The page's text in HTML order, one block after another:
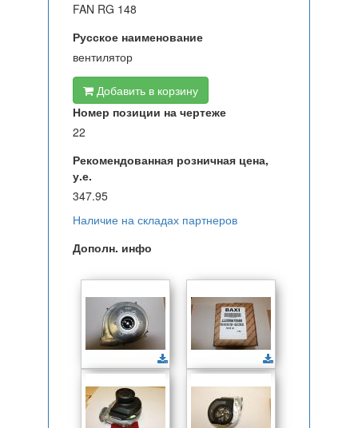
FAN RG 148
Русское наименование
вентилятор
Добавить в корзину
Номер позиции на чертеже
22
Рекомендованная розничная цена,
у.е.
347.95
Наличие на складах партнеров
Дополн. инфо